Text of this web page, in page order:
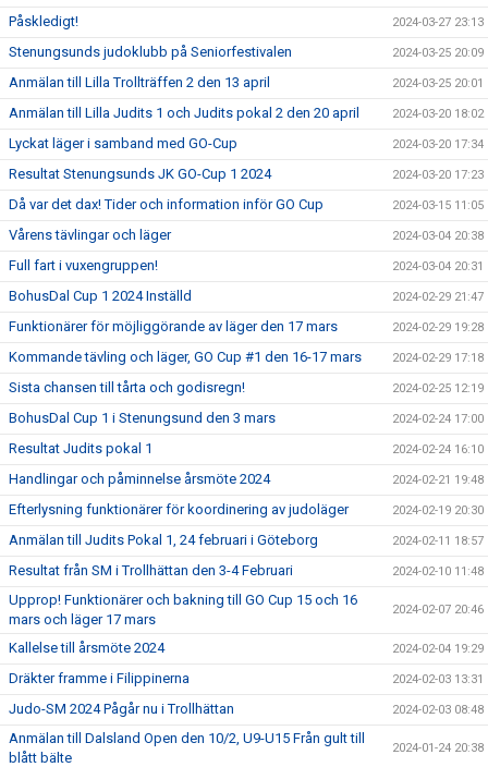
Påskledigt! 2024-03-27 23:13
Stenungsunds judoklubb på Seniorfestivalen 2024-03-25 20:09
Anmälan till Lilla Trollträffen 2 den 13 april 2024-03-25 20:01
Anmälan till Lilla Judits 1 och Judits pokal 2 den 20 april 2024-03-20 18:02
Lyckat läger i samband med GO-Cup 2024-03-20 17:34
Resultat Stenungsunds JK GO-Cup 1 2024 2024-03-20 17:23
Då var det dax! Tider och information inför GO Cup 2024-03-15 11:05
Vårens tävlingar och läger 2024-03-04 20:38
Full fart i vuxengruppen! 2024-03-04 20:31
BohusDal Cup 1 2024 Inställd 2024-02-29 21:47
Funktionärer för möjliggörande av läger den 17 mars 2024-02-29 19:28
Kommande tävling och läger, GO Cup #1 den 16-17 mars 2024-02-29 17:18
Sista chansen till tårta och godisregn! 2024-02-25 12:19
BohusDal Cup 1 i Stenungsund den 3 mars 2024-02-24 17:00
Resultat Judits pokal 1 2024-02-24 16:10
Handlingar och påminnelse årsmöte 2024 2024-02-21 19:48
Efterlysning funktionärer för koordinering av judoläger 2024-02-19 20:30
Anmälan till Judits Pokal 1, 24 februari i Göteborg 2024-02-11 18:57
Resultat från SM i Trollhättan den 3-4 Februari 2024-02-10 11:48
Upprop! Funktionärer och bakning till GO Cup 15 och 16
mars och läger 17 mars
2024-02-07 20:46
Kallelse till årsmöte 2024 2024-02-04 19:29
Dräkter framme i Filippinerna 2024-02-03 13:31
Judo-SM 2024 Pågår nu i Trollhättan 2024-02-03 08:48
Anmälan till Dalsland Open den 10/2, U9-U15 Från gult till
blått bälte
2024-01-24 20:38